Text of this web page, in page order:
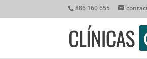
886 160 655